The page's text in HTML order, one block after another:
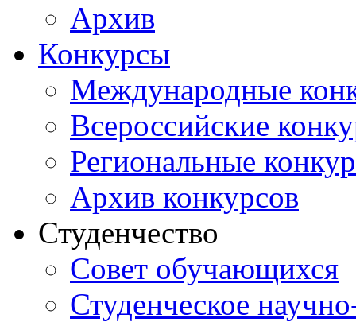
Архив
Конкурсы
Международные
Всероссийские
Региональные
Архив конкурсов
Студенчество
Совет обучающихся
Студенческое